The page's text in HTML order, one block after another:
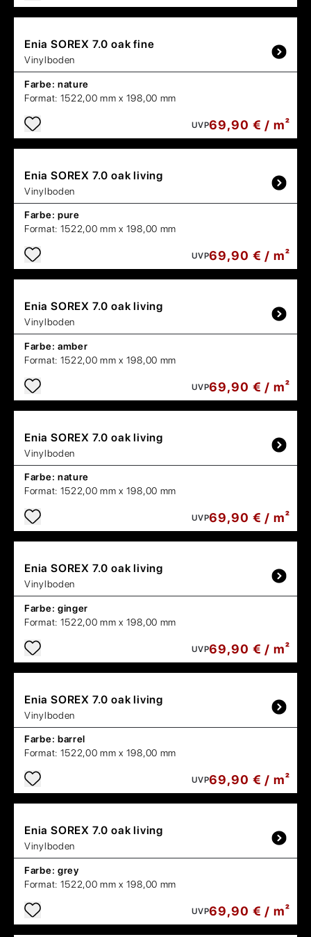
Enia SOREX 7.0 oak fine
Vinylboden
Farbe: nature
Format: 1522,00 mm x 198,00 mm
UVP69,90 € / m²
Enia SOREX 7.0 oak living
Vinylboden
Farbe: pure
Format: 1522,00 mm x 198,00 mm
UVP69,90 € / m²
Enia SOREX 7.0 oak living
Vinylboden
Farbe: amber
Format: 1522,00 mm x 198,00 mm
UVP69,90 € / m²
Enia SOREX 7.0 oak living
Vinylboden
Farbe: nature
Format: 1522,00 mm x 198,00 mm
UVP69,90 € / m²
Enia SOREX 7.0 oak living
Vinylboden
Farbe: ginger
Format: 1522,00 mm x 198,00 mm
UVP69,90 € / m²
Enia SOREX 7.0 oak living
Vinylboden
Farbe: barrel
Format: 1522,00 mm x 198,00 mm
UVP69,90 € / m²
Enia SOREX 7.0 oak living
Vinylboden
Farbe: grey
Format: 1522,00 mm x 198,00 mm
UVP69,90 € / m²